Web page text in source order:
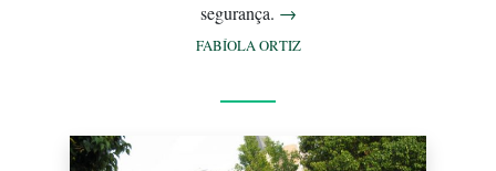
segurança. →
FABÍOLA ORTIZ